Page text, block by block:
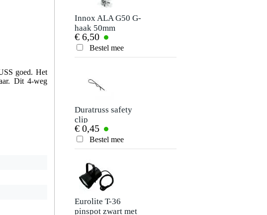
goed. Het
Dit 4-weg
Je beoordeling
Verstuur
Er zijn nog geen reviews voor dit product.
Innox ALA G50 G-
haak 50mm
€ 6,50
Bestel mee
Duratruss safety
clip
€ 0,45
Bestel mee
Eurolite T-36
pinspot zwart met